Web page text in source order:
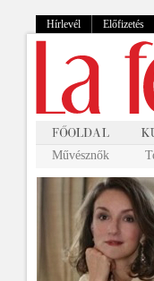
Hírlevél Előfizetés
Művésznők